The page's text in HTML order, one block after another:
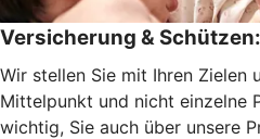
Versicherung &
Wir stellen Sie mit Ihren Zielen
Mittelpunkt und nicht einzelne
wichtig, Sie auch über unsere